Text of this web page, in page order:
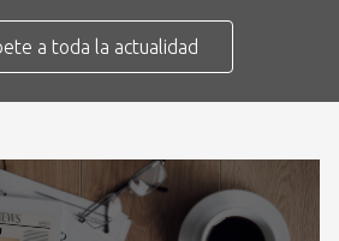
a toda la actualidad